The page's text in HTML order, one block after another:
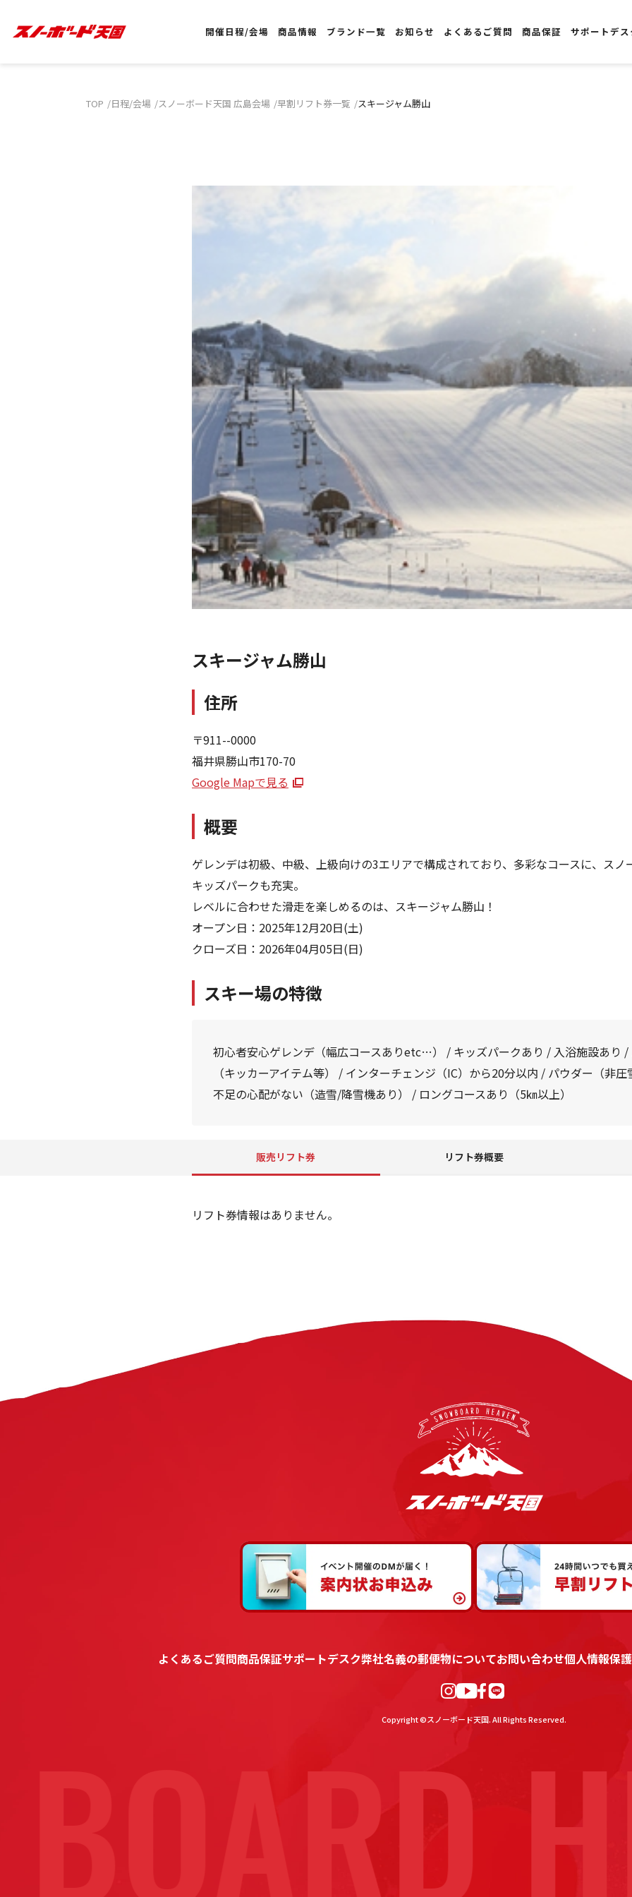
開催日程/会場 商品情報 ブランド一覧 お知らせ よくあるご質問 商品保証
サポートデス
TOP 日程/会場 スノーボード天国 広島会場 早割リフト券一覧 スキージャム勝山
スキージャム勝山
住所
〒911--0000
福井県勝山市170-70
Google Mapで見る
概要
ゲレンデは初級、中級、上級向けの3エリアで構成されており、多彩なコースに、スノ
キッズパークも充実。
レベルに合わせた滑走を楽しめるのは、スキージャム勝山！
オープン日：2025年12月20日(土)
クローズ日：2026年04月05日(日)
スキー場の特徴
初心者安心ゲレンデ（幅広コースありetc…） / キッズパークあり / 入浴施設あり /
（キッカーアイテム等） / インターチェンジ（IC）から20分以内 / パウダー（非
不足の心配がない（造雪/降雪機あり） / ロングコースあり（5㎞以上）
販売リフト券 リフト券概要
リフト券情報はありません。
よくあるご質問商品保証サポートデスク弊社名義の郵便物についてお問い合わせ個人情報保
Copyright ©スノーボード天国. All Rights Reserved.